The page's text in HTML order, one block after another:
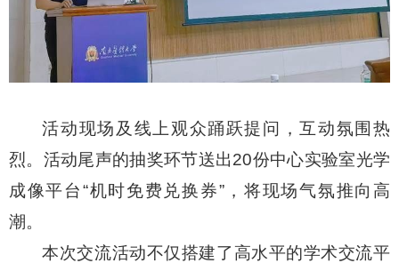
活动现场及线上观众踊跃提问，互动氛围热
烈。活动尾声的抽奖环节送出20份中心实验室光学
成像平台“机时免费兑换券”，将现场气氛推向高
潮。
本次交流活动不仅搭建了高水平的学术交流平